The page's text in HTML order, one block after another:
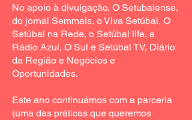
No apoio à divulgação, O Setubalense,
do jornal Semmais, o Viva Setúbal, O
Setúbal na Rede, o Setúbal life, a
Rádio Azul, O Sul e Setúbal TV, Diário
da Região e Negócios e
Oportunidades.
Este ano continuámos com a parceria
(uma das práticas que queremos